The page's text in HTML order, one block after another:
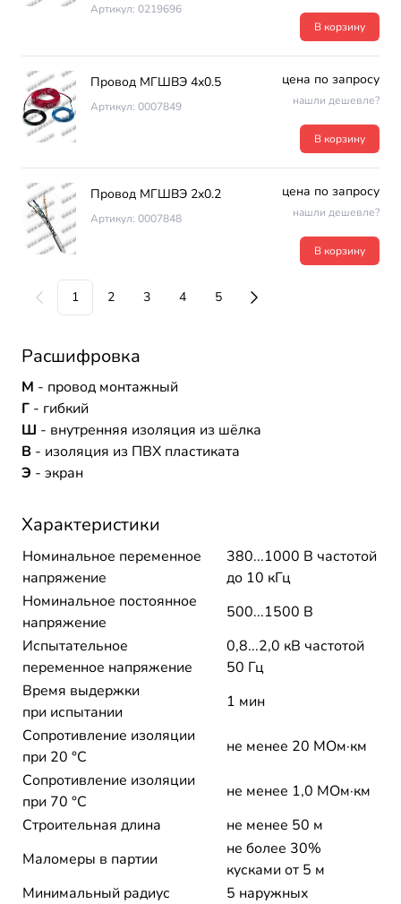
Артикул: 0219696
В корзину
Провод МГШВЭ 4х0.5
Артикул: 0007849
цена по запросу
нашли дешевле?
В корзину
Провод МГШВЭ 2х0.2
Артикул: 0007848
цена по запросу
нашли дешевле?
В корзину
1 2 3 4 5
Расшифровка
М - провод монтажный
Г - гибкий
Ш - внутренняя изоляция из шёлка
В - изоляция из ПВХ пластиката
Э - экран
Характеристики
Номинальное переменное
напряжение
380...1000 В частотой
до 10 кГц
Номинальное постоянное
напряжение
500...1500 В
Испытательное
переменное напряжение
0,8...2,0 кВ частотой
50 Гц
Время выдержки
при испытании
1 мин
Сопротивление изоляции
при 20 °С
не менее 20 МОм·км
Сопротивление изоляции
при 70 °С
не менее 1,0 МОм·км
Строительная длина
не менее 50 м
Маломеры в партии
не более 30%
кусками от 5 м
Минимальный радиус
5 наружных